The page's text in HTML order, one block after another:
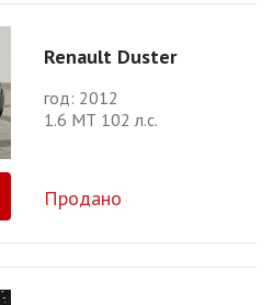
Renault Duster
год: 2012
1.6 МТ 102 л.с.
Продано